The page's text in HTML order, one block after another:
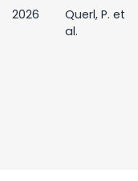
2026
Querl, P. et
al.